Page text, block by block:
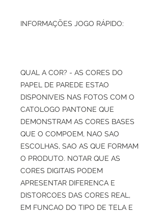
INFORMAÇÕES JOGO RÁPIDO:
QUAL A COR? - AS CORES DO
PAPEL DE PAREDE ESTAO
DISPONIVEIS NAS FOTOS COM O
CATOLOGO PANTONE QUE
DEMONSTRAM AS CORES BASES
QUE O COMPOEM, NAO SAO
ESCOLHAS, SAO AS QUE FORMAM
O PRODUTO. NOTAR QUE AS
CORES DIGITAIS PODEM
APRESENTAR DIFERENCA E
DISTORCOES DAS CORES REAL,
EM FUNCAO DO TIPO DE TELA E